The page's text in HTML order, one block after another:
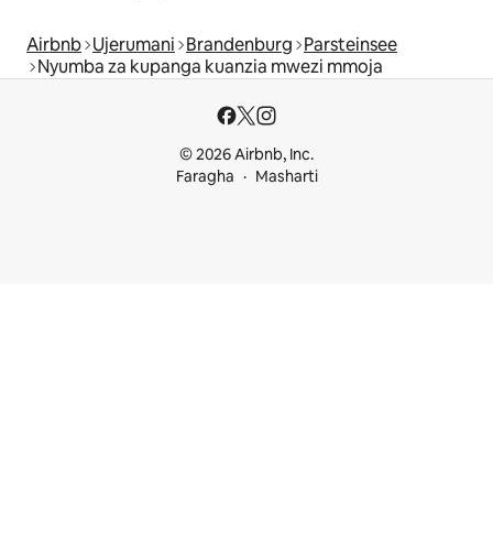
Airbnb Ujerumani Brandenburg Parsteinsee
Nyumba za kupanga kuanzia mwezi mmoja
© 2026 Airbnb, Inc.
Faragha
Masharti